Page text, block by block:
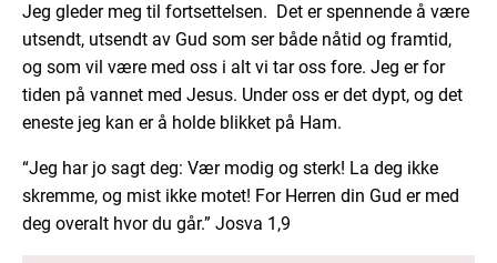
Jeg gleder meg til fortsettelsen. Det er spennende å være
utsendt, utsendt av Gud som ser både nåtid og framtid,
og som vil være med oss i alt vi tar oss fore. Jeg er for
tiden på vannet med Jesus. Under oss er det dypt, og det
eneste jeg kan er å holde blikket på Ham.
“Jeg har jo sagt deg: Vær modig og sterk! La deg ikke
skremme, og mist ikke motet! For Herren din Gud er med
deg overalt hvor du går.” Josva 1,9